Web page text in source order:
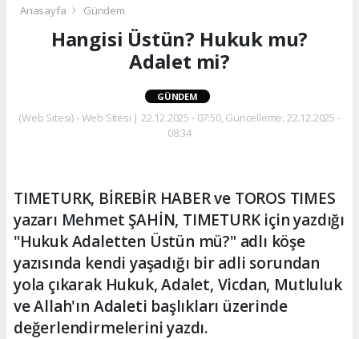
Anasayfa Gündem
Hangisi Üstün? Hukuk mu?
Adalet mi?
GÜNDEM
(Web Sitesi) - Web Sitesi | 22.12.2025 - 07:50, Güncelleme: 22.12.2025 -
08:34
TIMETURK, BİREBİR HABER ve TOROS TIMES
yazarı Mehmet ŞAHİN, TIMETURK için yazdığı
"Hukuk Adaletten Üstün mü?" adlı köşe
yazısında kendi yaşadığı bir adli sorundan
yola çıkarak Hukuk, Adalet, Vicdan, Mutluluk
ve Allah'ın Adaleti başlıkları üzerinde
değerlendirmelerini yazdı.